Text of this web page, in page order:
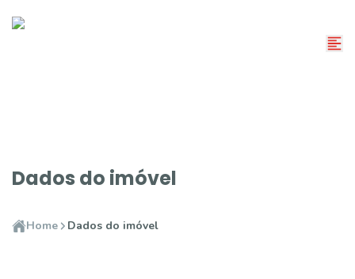
Dados do imóvel
Home Dados do imóvel